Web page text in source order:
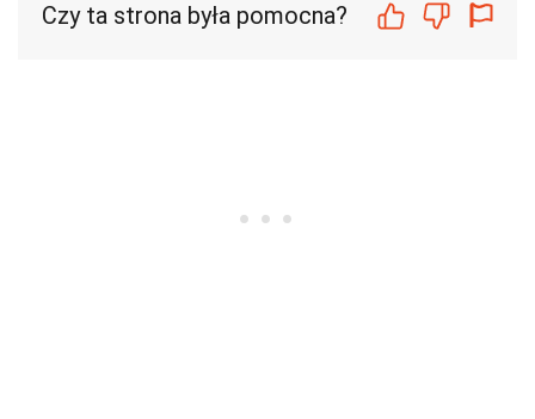
Czy ta strona była pomocna?